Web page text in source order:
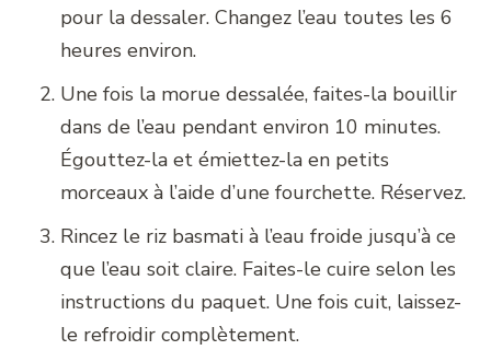
pour la dessaler. Changez l’eau toutes les 6
heures environ.
Une fois la morue dessalée, faites-la bouillir
dans de l’eau pendant environ 10 minutes.
Égouttez-la et émiettez-la en petits
morceaux à l’aide d’une fourchette. Réservez.
Rincez le riz basmati à l’eau froide jusqu’à ce
que l’eau soit claire. Faites-le cuire selon les
instructions du paquet. Une fois cuit, laissez-
le refroidir complètement.